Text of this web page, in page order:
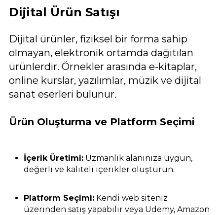
Dijital Ürün Satışı
Dijital ürünler, fiziksel bir forma sahip
olmayan, elektronik ortamda dağıtılan
ürünlerdir. Örnekler arasında e-kitaplar,
online kurslar, yazılımlar, müzik ve dijital
sanat eserleri bulunur.
Ürün Oluşturma ve Platform Seçimi
İçerik Üretimi: Uzmanlık alanınıza uygun,
değerli ve kaliteli içerikler oluşturun.
Platform Seçimi: Kendi web siteniz
üzerinden satış yapabilir veya Udemy, Amazon